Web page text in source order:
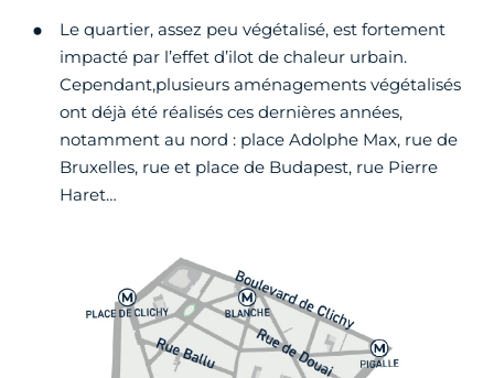
Le quartier, assez peu végétalisé, est fortement
impacté par l’effet d’ilot de chaleur urbain.
Cependant,plusieurs aménagements végétalisés
ont déjà été réalisés ces dernières années,
notamment au nord : place Adolphe Max, rue de
Bruxelles, rue et place de Budapest, rue Pierre
Haret…